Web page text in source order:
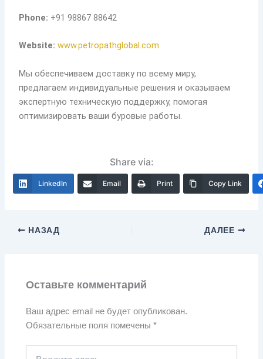
Phone: +91 98867 88642
Website: www.petropathglobal.com
Мы обеспечиваем доставку по всему миру,
предлагаем индивидуальные решения и оказываем
экспертную техническую поддержку, помогая
оптимизировать ваши буровые работы.
Share via:
LinkedIn Email Print Copy Link
НАЗАД ДАЛЕЕ
Оставьте комментарий
Ваш адрес email не будет опубликован.
Обязательные поля помечены*